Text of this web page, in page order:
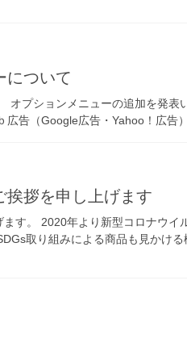
について
オプションメニューの追加を発表
広告（Google広告・Yahoo！広
拶を申し上げます
す。 2020年より新型コロナウイ
取り組みによる商品も見かけ